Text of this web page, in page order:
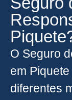
O Seguro
em
diferentes